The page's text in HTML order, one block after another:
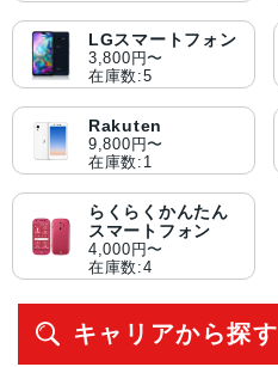
LGスマートフォン
3,800円〜
在庫数:5
Rakuten
9,800円〜
在庫数:1
らくらくかんたん
スマートフォン
4,000円〜
在庫数:4
キャリアから探す